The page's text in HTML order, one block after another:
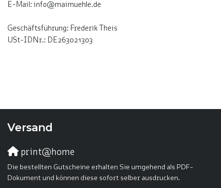
E-Mail: info@maimuehle.de
Geschäftsführung: Frederik Theis
USt-IDNr.: DE263021303
Versand
print@home
Die bestellten Gutscheine erhalten Sie umgehend als PDF-
Dokument und können diese sofort selber ausdrucken.